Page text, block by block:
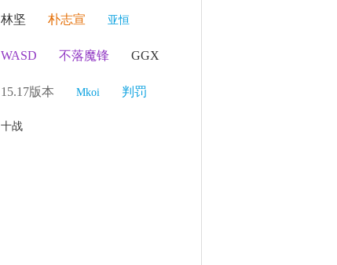
林坚 朴志宣 亚恒
WASD 不落魔锋 GGX
15.17版本 Mkoi 判罚
十战